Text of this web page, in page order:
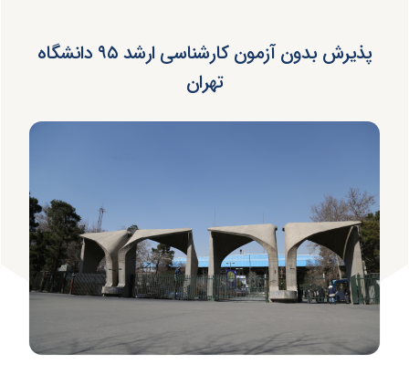
پذیرش بدون آزمون کارشناسی ارشد ۹۵ دانشگاه
تهران